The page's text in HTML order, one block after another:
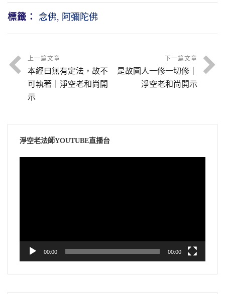
標籤： 念佛, 阿彌陀佛
上一篇文章
本經曰無有定法，故不
可執著｜淨空老和尚開
示
下一篇文章
是故圓人一修一切修｜
淨空老和尚開示
淨空老法師YOUTUBE直播台
00:00 00:00